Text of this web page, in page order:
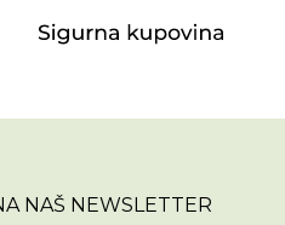
NAŠ NEWSLETTER